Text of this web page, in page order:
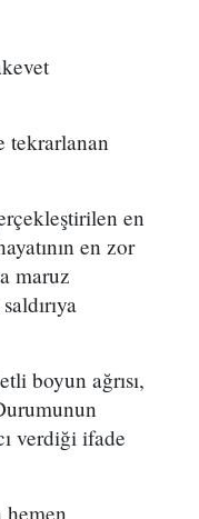
tekrarlanan
en
en zor
maruz
boyun ağrısı,
verdiği ifade
hemen